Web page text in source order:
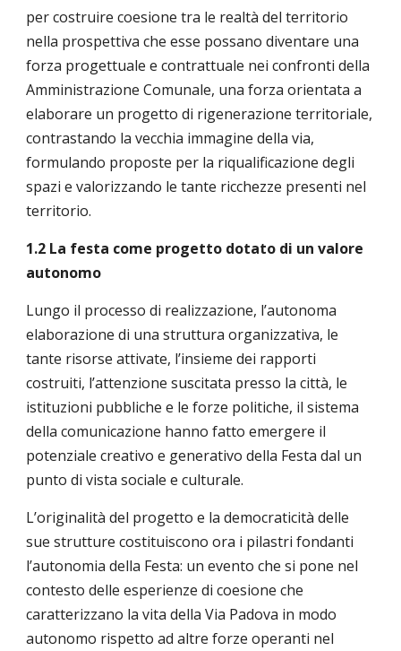
per costruire coesione tra le realtà del territorio
nella prospettiva che esse possano diventare una
forza progettuale e contrattuale nei confronti della
Amministrazione Comunale, una forza orientata a
elaborare un progetto di rigenerazione territoriale,
contrastando la vecchia immagine della via,
formulando proposte per la riqualificazione degli
spazi e valorizzando le tante ricchezze presenti nel
territorio.
1.2 La festa come progetto dotato di un valore
autonomo
Lungo il processo di realizzazione, l’autonoma
elaborazione di una struttura organizzativa, le
tante risorse attivate, l’insieme dei rapporti
costruiti, l’attenzione suscitata presso la città, le
istituzioni pubbliche e le forze politiche, il sistema
della comunicazione hanno fatto emergere il
potenziale creativo e generativo della Festa dal un
punto di vista sociale e culturale.
L’originalità del progetto e la democraticità delle
sue strutture costituiscono ora i pilastri fondanti
l’autonomia della Festa: un evento che si pone nel
contesto delle esperienze di coesione che
caratterizzano la vita della Via Padova in modo
autonomo rispetto ad altre forze operanti nel